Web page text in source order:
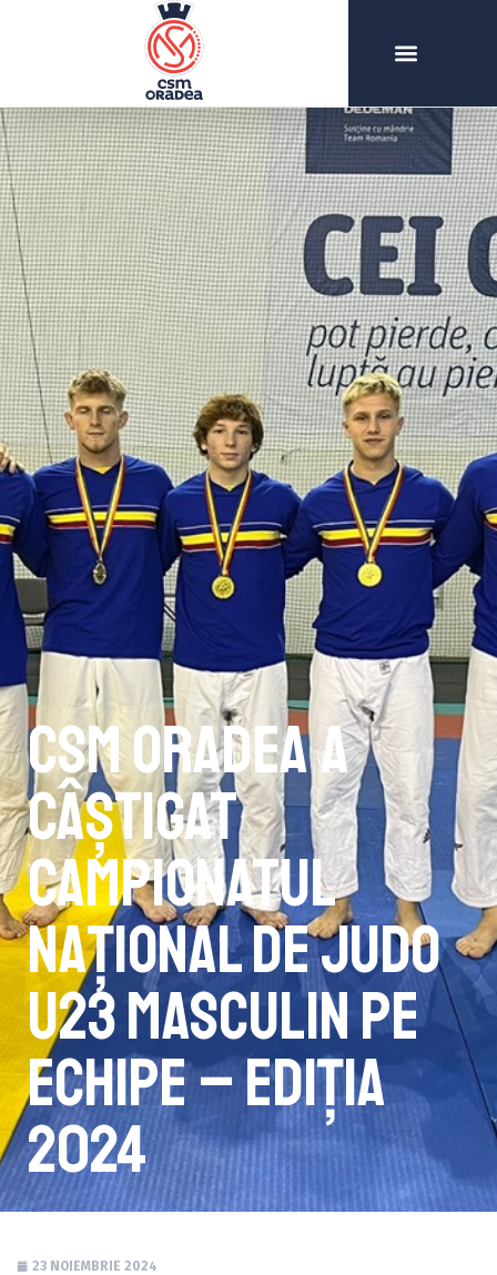
CSM Oradea a
câștigat
Campionatul
Național de Judo
U23 Masculin pe
echipe – ediția
2024
23 NOIEMBRIE 2024